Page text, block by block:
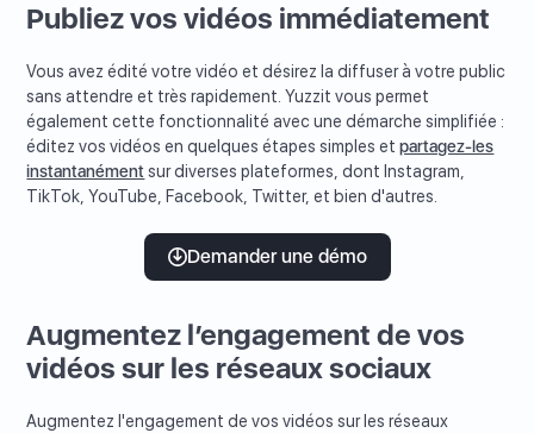
Publiez vos vidéos immédiatement
Vous avez édité votre vidéo et désirez la diffuser à votre public
sans attendre et très rapidement. Yuzzit vous permet
également cette fonctionnalité avec une démarche simplifiée :
éditez vos vidéos en quelques étapes simples etpartagez-les
instantanément sur diverses plateformes, dont Instagram,
TikTok, YouTube, Facebook, Twitter, et bien d'autres.
Demander une démo
Augmentez l’engagement de vos
vidéos sur les réseaux sociaux
Augmentez l'engagement de vos vidéos sur les réseaux